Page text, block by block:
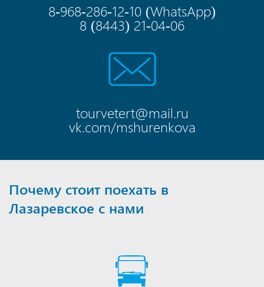
8-968-286-12-10 (WhatsApp)
8 (8443) 21-04-06
tourvetert@mail.ru
vk.com/mshurenkova
Почему стоит поехать в
Лазаревское с нами